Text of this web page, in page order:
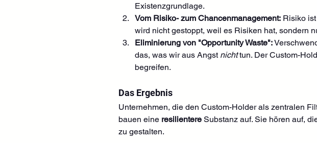
Existenzgrundlage.
Vom Risiko- zum Chancenmanagement: Risiko
wird nicht gestoppt, weil es Risiken hat, sondern
Eliminierung von "Opportunity Waste":
das, was wir aus Angst nicht tun. Der Custom-
begreifen.
Das Ergebnis
Unternehmen, die den Custom-Holder als zentralen
bauen eine resilientere Substanz auf. Sie hören auf,
zu gestalten.